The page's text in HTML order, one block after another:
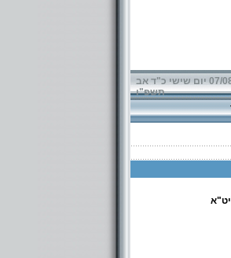
07/08/2026 יום שישי כ"ד אב
תשפ"ו